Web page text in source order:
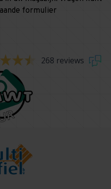
formulier
268 reviews